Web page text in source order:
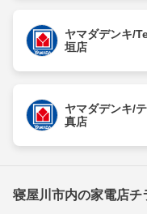
ヤマダデンキ/
垣店
ヤマダデンキ/
真店
寝屋川市内の家電店チ